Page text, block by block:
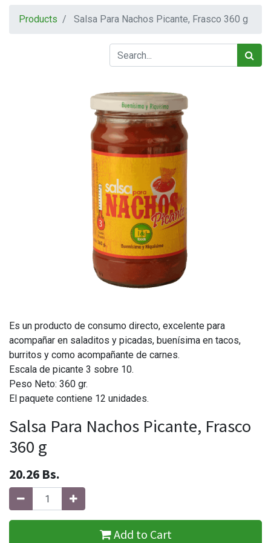
Products Salsa Para Nachos Picante, Frasco 360 g
Es un producto de consumo directo, excelente para
acompañar en saladitos y picadas, buenísima en tacos,
burritos y como acompañante de carnes.
Escala de picante 3 sobre 10.
Peso Neto: 360 gr.
El paquete contiene 12 unidades.
Salsa Para Nachos Picante, Frasco
360 g
20.26 Bs.
Add to Cart